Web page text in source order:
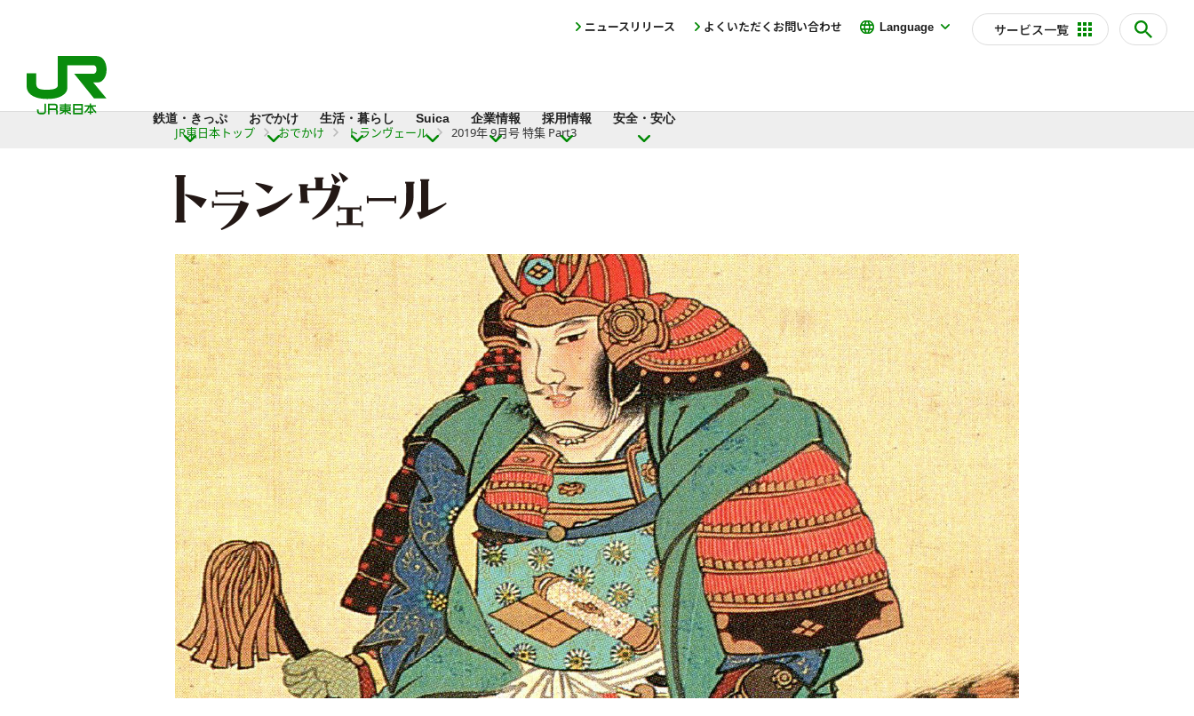
サービス一覧
鉄道・きっぷ おでかけ 生活・暮らし Suica 企業情報 採用情報 安全・安心
Language
よくいただくお問い合わせ
ニュースリリース
JR東日本トップ おでかけ トランヴェール 2019年 9月号 特集 Part3